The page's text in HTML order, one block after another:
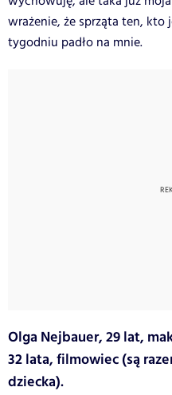
wrażenie, że sprząta ten, kto
tygodniu padło na mnie.
Olga Nejbauer, 29 lat,
32 lata, filmowiec (są
dziecka).